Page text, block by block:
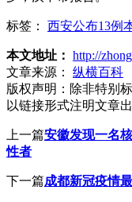
标签： 西安公布13例
本文地址： http://
文章来源：
纵横百科
版权声明： 除非特别
以链接形式注明文章出
上一篇安徽发现一名
性者
下一篇成都新冠疫情